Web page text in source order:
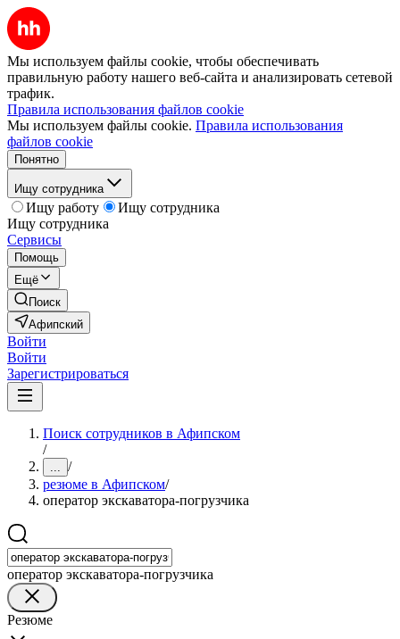
Мы используем файлы cookie, чтобы обеспечивать
правильную работу нашего веб-сайта и анализировать сетевой
трафик.
Правила использования файлов cookie
Мы используем файлы cookie. Правила использования
файлов cookie
Понятно
Ищу сотрудника
Ищу работу
Ищу сотрудника
Ищу сотрудника
Сервисы
Помощь
Ещё
Поиск
Афипский
Войти
Войти
Зарегистрироваться
Поиск сотрудников в Афипском
/
... /
резюме в Афипском/
оператор экскаватора-погрузчика
оператор экскаватора-погрузчика
Резюме